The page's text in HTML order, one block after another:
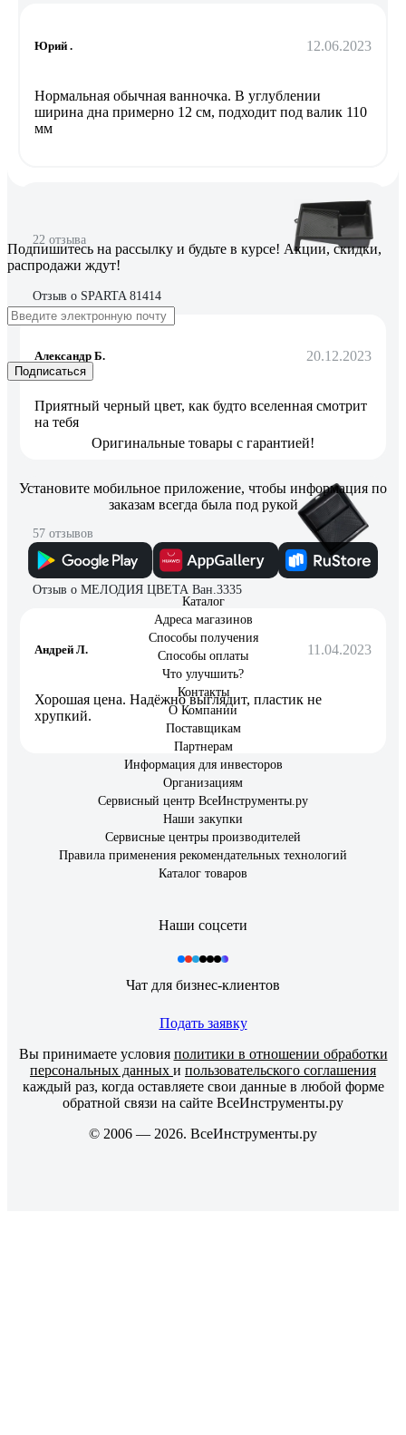
Юрий . 12.06.2023
Нормальная обычная ванночка. В углублении
ширина дна примерно 12 см, подходит под валик 110
мм
22 отзыва
Отзыв о SPARTA 81414
Александр Б. 20.12.2023
Приятный черный цвет, как будто вселенная смотрит
на тебя
57 отзывов
Отзыв о МЕЛОДИЯ ЦВЕТА Ван.3335
Андрей Л. 11.04.2023
Хорошая цена. Надёжно выглядит, пластик не
хрупкий.
Подпишитесь на рассылку и будьте в курсе! Акции, скидки,
распродажи ждут!
Подписаться
Оригинальные товары с гарантией!
Установите мобильное приложение, чтобы информация по
заказам всегда была под рукой
Каталог
Адреса магазинов
Способы получения
Способы оплаты
Что улучшить?
Контакты
О Компании
Поставщикам
Партнерам
Информация для инвесторов
Организациям
Сервисный центр ВсеИнструменты.ру
Наши закупки
Сервисные центры производителей
Правила применения рекомендательных технологий
Каталог товаров
Наши соцсети
Чат для бизнес-клиентов
Подать заявку
Вы принимаете условия политики в отношении обработки
персональных данных и пользовательского соглашения
каждый раз, когда оставляете свои данные в любой форме
обратной связи на сайте ВсеИнструменты.ру
© 2006 — 2026. ВсеИнструменты.ру